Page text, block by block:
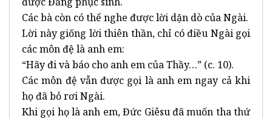
Các bà còn có thể nghe được lời dặn dò của Ngài.
Lời này giống lời thiên thần, chỉ có điều Ngài gọi
các môn đệ là anh em:
“Hãy đi và báo cho anh em của Thầy…” (c. 10).
Các môn đệ vẫn được gọi là anh em ngay cả khi
họ đã bỏ rơi Ngài.
Khi gọi họ là anh em, Đức Giêsu đã muốn tha thứ